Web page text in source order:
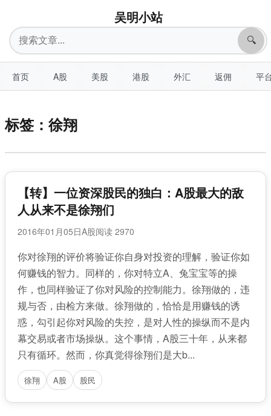
吴明小站
搜
索
🔍
首页 A股 美股 港股 外汇 返佣 平
标签：徐翔
【转】一位资深股民的独白：A股最大的敌
人从来不是徐翔们
2016年01月05日A股阅读 2970
你对徐翔的评价将验证你自身对投资的理解，验证你如
何赚钱的智力。同样的，你对特立A、兔宝宝等的操
作，也同样验证了你对风险的控制能力。徐翔做的，违
规与否，由检方来做。徐翔做的，恰恰是用赚钱的诱
惑，勾引起你对风险的失控，是对人性的操纵而不是内
幕交易或者市场操纵。这个事情，A股三十年，从来都
只有循环。然而，你真觉得徐翔们是大b...
徐翔 A股 股民